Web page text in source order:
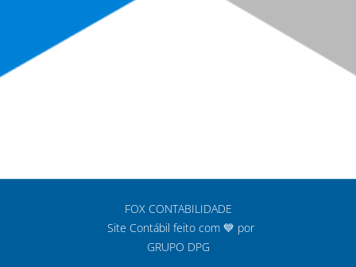
FOX CONTABILIDADE
Site Contábil feito com 💙 por
GRUPO DPG